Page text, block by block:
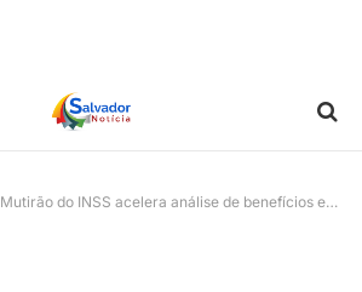
Mutirão do INSS acelera análise de benefícios e perícias